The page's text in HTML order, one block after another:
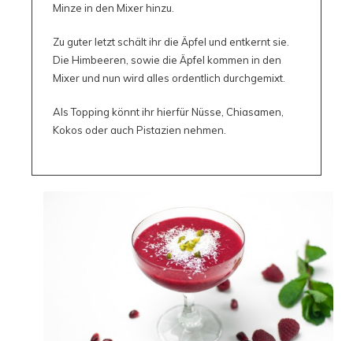
Minze in den Mixer hinzu.
Zu guter letzt schält ihr die Äpfel und entkernt sie.
Die Himbeeren, sowie die Äpfel kommen in den
Mixer und nun wird alles ordentlich durchgemixt.
Als Topping könnt ihr hierfür Nüsse, Chiasamen,
Kokos oder auch Pistazien nehmen.